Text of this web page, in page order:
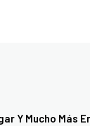
Y Mucho Más